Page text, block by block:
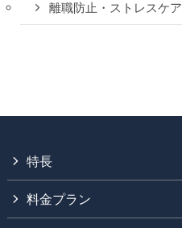
離職防止・ストレスケア
特長
料金プラン